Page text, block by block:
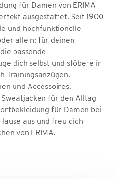
für Damen von ERIMA
ausgestattet. Seit 1900
und hochfunktionelle
allein: für deinen
passende
dich selbst und stöbere in
Trainingsanzügen,
und Accessoires.
für den Alltag
für Damen bei
aus und freu dich
von ERIMA.